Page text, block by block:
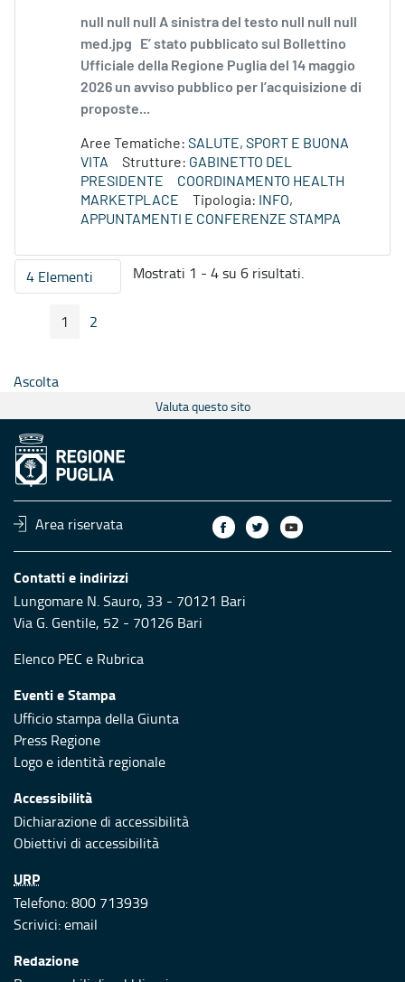
null null null A sinistra del testo null null null
med.jpg E’ stato pubblicato sul Bollettino
Ufficiale della Regione Puglia del 14 maggio
2026 un avviso pubblico per l’acquisizione di
proposte...
Aree Tematiche: SALUTE, SPORT E BUONA
VITA
Strutture: GABINETTO DEL
PRESIDENTE
COORDINAMENTO HEALTH
MARKETPLACE
Tipologia:
INFO,
APPUNTAMENTI E CONFERENZE STAMPA
4 ElementiPer pagina
Mostrati 1 - 4 su 6 risultati.
Pagina Precedente
Pagina
1 Pagina
2
Ascolta
Valuta questo sito
Area riservata
Contatti e indirizzi
Lungomare N. Sauro, 33 - 70121 Bari
Via G. Gentile, 52 - 70126 Bari
Elenco PEC e Rubrica
Eventi e Stampa
Ufficio stampa della Giunta
Press Regione
Logo e identità regionale
Accessibilità
Dichiarazione di accessibilità
Obiettivi di accessibilità
URP
Telefono: 800 713939
Scrivici:email
Redazione